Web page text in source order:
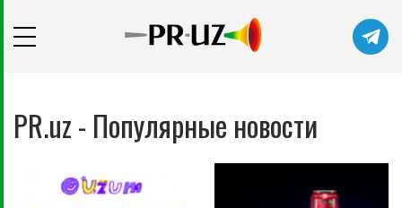
PR.uz - Популярные новости